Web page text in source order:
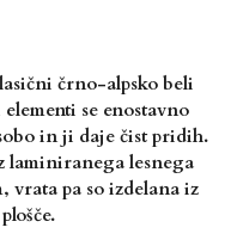
črno-alpsko beli
se enostavno
in ji daje čist pridih.
laminiranega lesnega
vrata pa so izdelana iz